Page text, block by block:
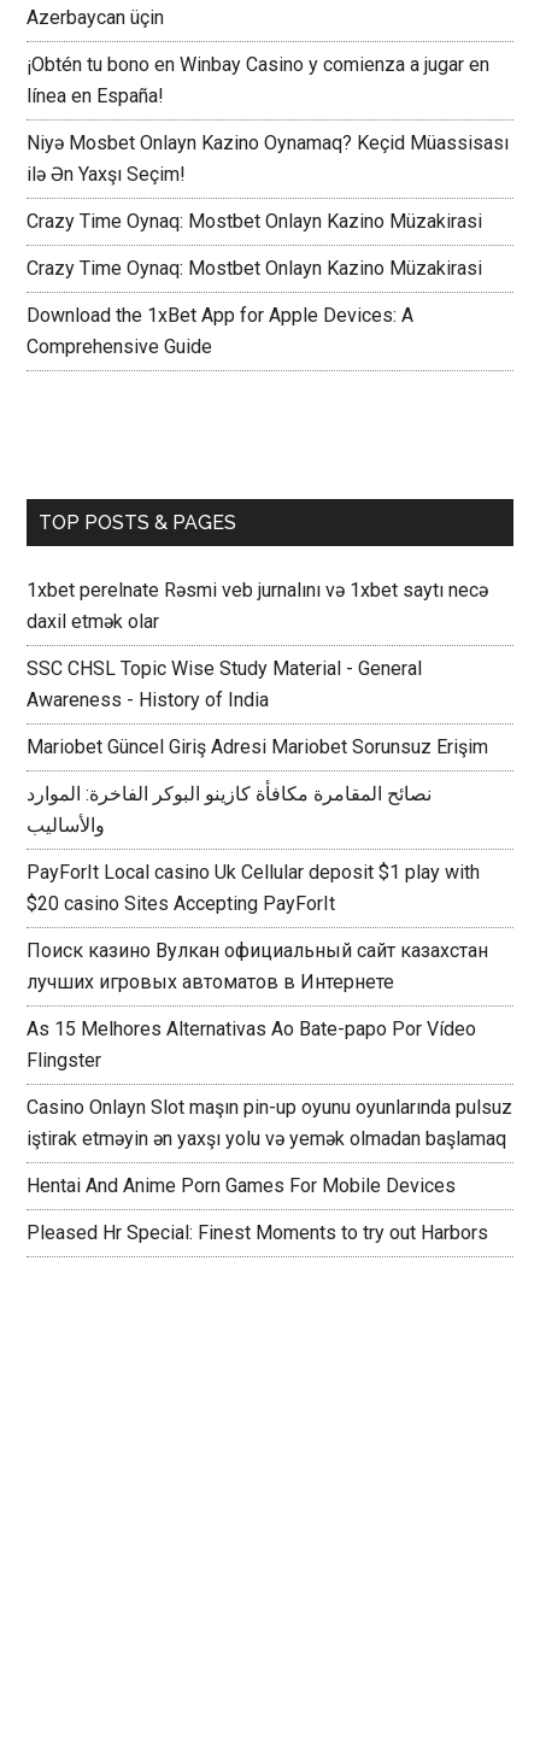
Azerbaycan üçin
¡Obtén tu bono en Winbay Casino y comienza a jugar en
línea en España!
Niyə Mosbet Onlayn Kazino Oynamaq? Keçid Müassisası
ilə Ən Yaxşı Seçim!
Crazy Time Oynaq: Mostbet Onlayn Kazino Müzakirasi
Crazy Time Oynaq: Mostbet Onlayn Kazino Müzakirasi
Download the 1xBet App for Apple Devices: A
Comprehensive Guide
TOP POSTS & PAGES
1xbet perelnate Rəsmi veb jurnalını və 1xbet saytı necə
daxil etmək olar
SSC CHSL Topic Wise Study Material - General
Awareness - History of India
Mariobet Güncel Giriş Adresi Mariobet Sorunsuz Erişim
نصائح المقامرة مكافأة كازينو البوكر الفاخرة: الموارد
والأساليب
PayForIt Local casino Uk Cellular deposit $1 play with
$20 casino Sites Accepting PayForIt
Поиск казино Вулкан официальный сайт казахстан
лучших игровых автоматов в Интернете
As 15 Melhores Alternativas Ao Bate-papo Por Vídeo
Flingster
Casino Onlayn Slot maşın pin-up oyunu oyunlarında pulsuz
iştirak etməyin ən yaxşı yolu və yemək olmadan başlamaq
Hentai And Anime Porn Games For Mobile Devices
Pleased Hr Special: Finest Moments to try out Harbors